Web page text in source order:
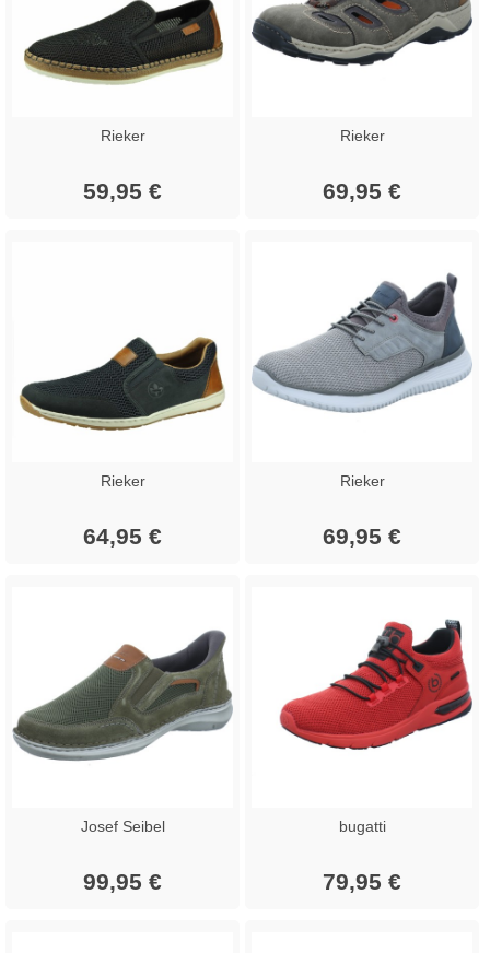
Rieker
59,95 €
Rieker
69,95 €
Rieker
64,95 €
Rieker
69,95 €
Josef Seibel
99,95 €
bugatti
79,95 €